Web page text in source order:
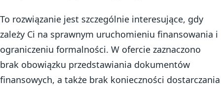
To rozwiązanie jest szczególnie interesujące, gdy
zależy Ci na sprawnym uruchomieniu finansowania i
ograniczeniu formalności. W ofercie zaznaczono
brak obowiązku przedstawiania dokumentów
finansowych, a także brak konieczności dostarczania